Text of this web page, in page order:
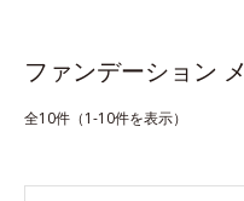
ファンデーション
全10件（1-10件を表示）